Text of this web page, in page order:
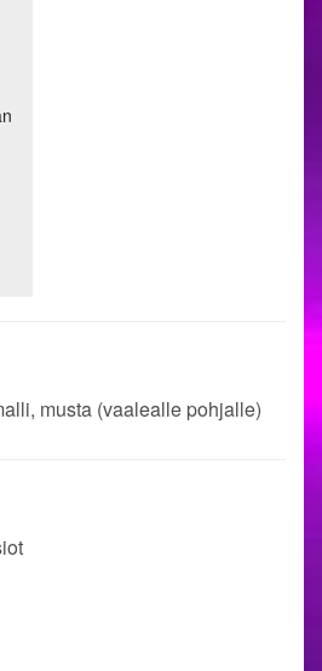
musta (vaalealle pohjalle)